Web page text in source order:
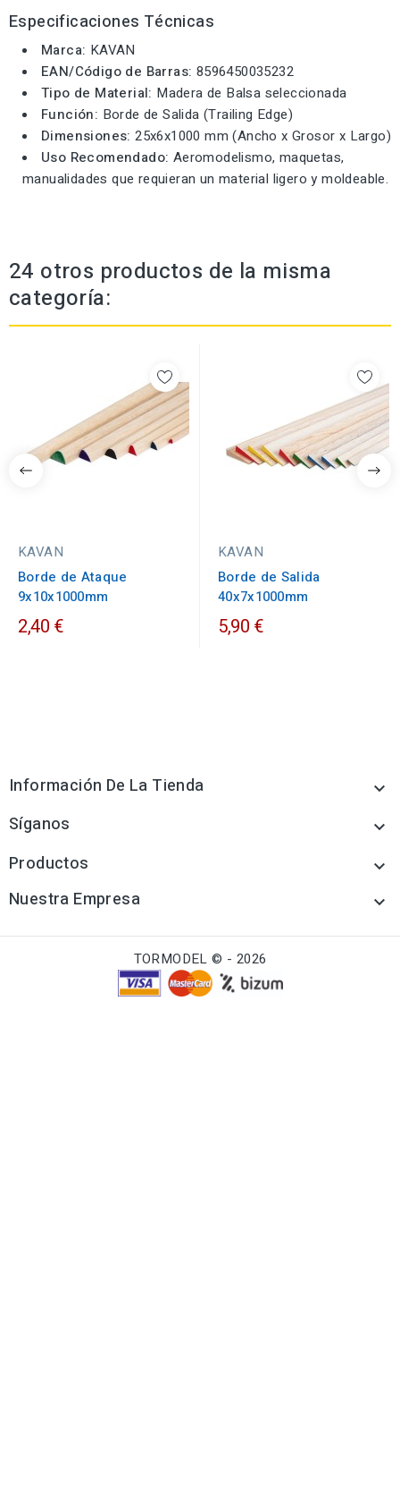
Especificaciones Técnicas
Marca: KAVAN
EAN/Código de Barras: 8596450035232
Tipo de Material: Madera de Balsa seleccionada
Función: Borde de Salida (Trailing Edge)
Dimensiones: 25x6x1000 mm (Ancho x Grosor x Largo)
Uso Recomendado: Aeromodelismo, maquetas,
manualidades que requieran un material ligero y moldeable.
24 otros productos de la misma
categoría:
KAVAN
Borde de Ataque
9x10x1000mm
2,40 €
KAVAN
Borde de Salida
40x7x1000mm
5,90 €
Información De La Tienda 
Síganos 
Productos 
Nuestra Empresa 
TORMODEL © - 2026